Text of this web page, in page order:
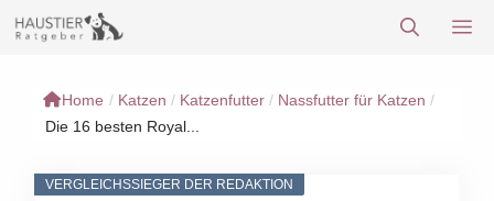
Inhalt
Home / Katzen / Katzenfutter / Nassfutter für Katzen /
Die 16 besten Royal...
VERGLEICHSSIEGER DER REDAKTION